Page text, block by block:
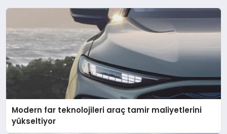
Modern far teknolojileri araç tamir maliyetlerini
yükseltiyor